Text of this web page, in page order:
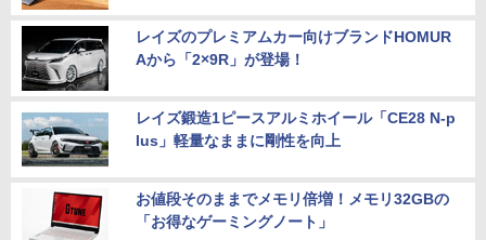
レイズのプレミアムカー向けブランドHOMUR
Aから「2×9R」が登場！
レイズ鍛造1ピースアルミホイール「CE28 N-p
lus」軽量なままに剛性を向上
お値段そのままでメモリ倍増！メモリ32GBの
「お得なゲーミングノート」